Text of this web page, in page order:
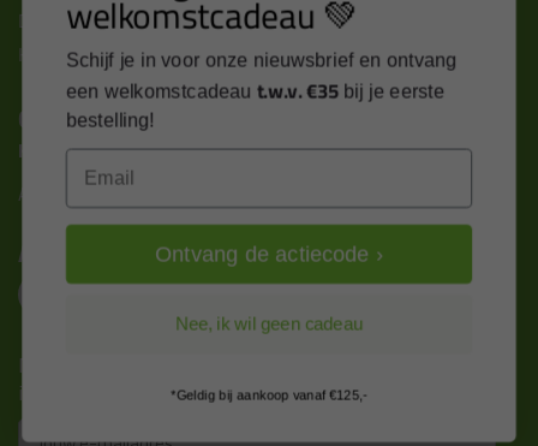
Disclaimer
Kit cursus volgen
Contact
Kitcentrum B.V.
Alle contactgegevens >
Altijd op de hoogte blijven?
Nieuws, tips en exclusieve deals rechtstreeks in je
inbox
Email
welkomstcadeau 💚
Schijf je in voor onze nieuwsbrief en ontvang
een welkomstcadeau t.w.v. €35 bij je eerste
bestelling!
Ontvang de actiecode ›
Nee, ik wil geen cadeau
*Geldig bij aankoop vanaf €125,-